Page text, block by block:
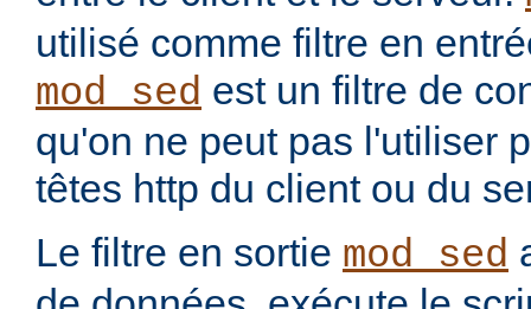
utilisé comme filtre en
mod_sed est un filtre de
qu'on ne peut pas l'utiliser
têtes http du client ou du
Le filtre en sortie mod_sed